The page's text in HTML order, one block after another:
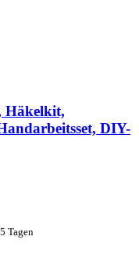
Häkelkit,
DIY-
Tagen